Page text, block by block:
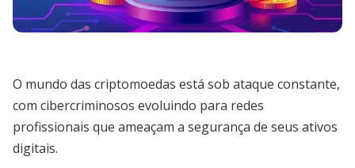
O mundo das criptomoedas está sob ataque constante,
com cibercriminosos evoluindo para redes
profissionais que ameaçam a segurança de seus ativos
digitais.